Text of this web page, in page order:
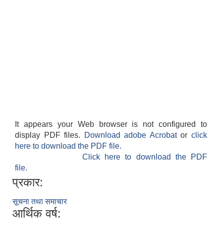
It appears your Web browser is not configured to
display PDF files.
Download adobe Acrobatorclick
here to download the PDF file.
Click here to download the PDF
file.
प्रकार:
सूचना तथा समाचार
आर्थिक वर्ष: